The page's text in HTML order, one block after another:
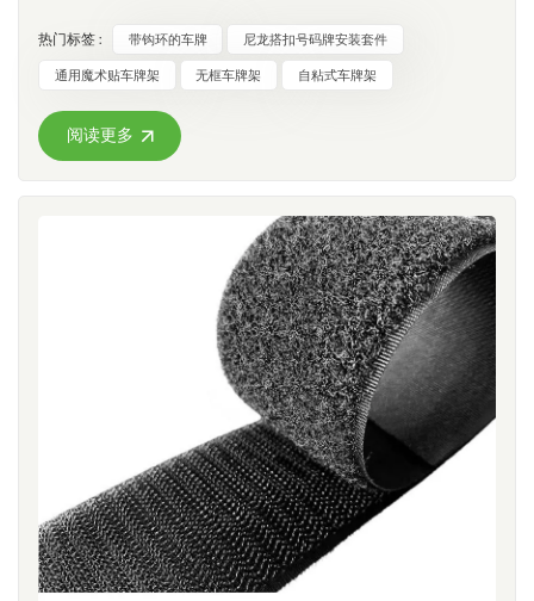
内还是室外？高强度还是低强度？然后根据这些要求选择合适
的材质、宽度和定制级别。拥有超过25年的经验，产品出口到
伙伴。无论您需要标准卷材、定制OEM产品还是特殊产品，我
们都能满足您的需求。浏览我们的全部产品系列 → 常见问题解
环式搭扣都是 Velcro®。CCH 生产的高品质钩环式搭扣，其品
质可与品牌产品媲美甚至超越，且价格极具竞争力。Q2：我可
以定制魔术贴的颜色和尺寸吗？是的。CCH提供全面的定制服
务，包括颜色、宽度（6毫米至150毫米）、长度、形状和logo
印刷。请联系我们并提供您的具体要求以获取报价。Q3：我该
如何选择缝制式和粘胶式魔术贴？对于高强度、可水洗或需要
长期使用的场合，例如服装和战术装备，请选择缝制型。对于
需要快速安装在光滑表面（例如墙壁、塑料和玻璃）上的场
合，请选择背胶型。第四季度： CCH的魔术贴适合户外使用
吗？对于户外应用，我们推荐使用尼龙或尼龙-涤纶混纺的魔术
贴，它们具有优异的抗紫外线和防潮性能。丙烯酸背胶产品在
户外温度条件下也表现良好。Q5：OEM订单的最小起订量和
交货周期是多少？标准产品从库存中发货，7-15天内即可送
钻孔方法，它正在改变驾驶员和专业人士对车牌安装的看法。
一、为什么选择钩环车牌架？​​ 轻松、免工具安装：​​ 无需四处
市面上最简单的解决方案。 对您的车辆零损坏： 强力防水粘合
剂背衬无需任何钻孔即可牢固固定，确保您的汽车的油漆和车
的支架采用优质尼龙制成，具有强力粘合剂背衬，防水、防风
雨，可在所有季节牢固固定。 轻巧且隐蔽： 简约的无框设计比
传统的金属框架更轻，并提供简洁、时尚的外观，可与任何车
辆相得益彰。 适用于大多数汽车：​​ 用剪刀可以轻松修剪成合适
的尺寸，适合包括德国和奥地利在内的欧盟大多数标准车牌。
道路使用安全： 该解决方案专为耐用性和强力支撑而设计，对
于日常道路交通而言完全可靠。 二、安全第一：如何选择合
适的魔术贴产品 在车牌安装方面，安全问题不容置疑。并非所
有钩环产品都质量上乘——使用不合格的产品可能会导致车牌
在驾驶过程中松动。为了确保安全性和性能，请务必注意以下
三个关键特性： 1.耐用材料：选择高强度尼龙和 PE 混合材料。
这种组合具有卓越的耐候性和紫外线稳定性，可防止材料随时
间推移而降解。 2. 高性能粘合剂： 背衬必须采用耐热的汽车级
胶水，能够承受恶劣条件——包括极端温度、高速驾驶和频繁
热门标签 : 带钩环的车牌 尼龙搭扣号码牌安装套件
通用魔术贴车牌架 无框车牌架 自粘式车牌架
阅读更多